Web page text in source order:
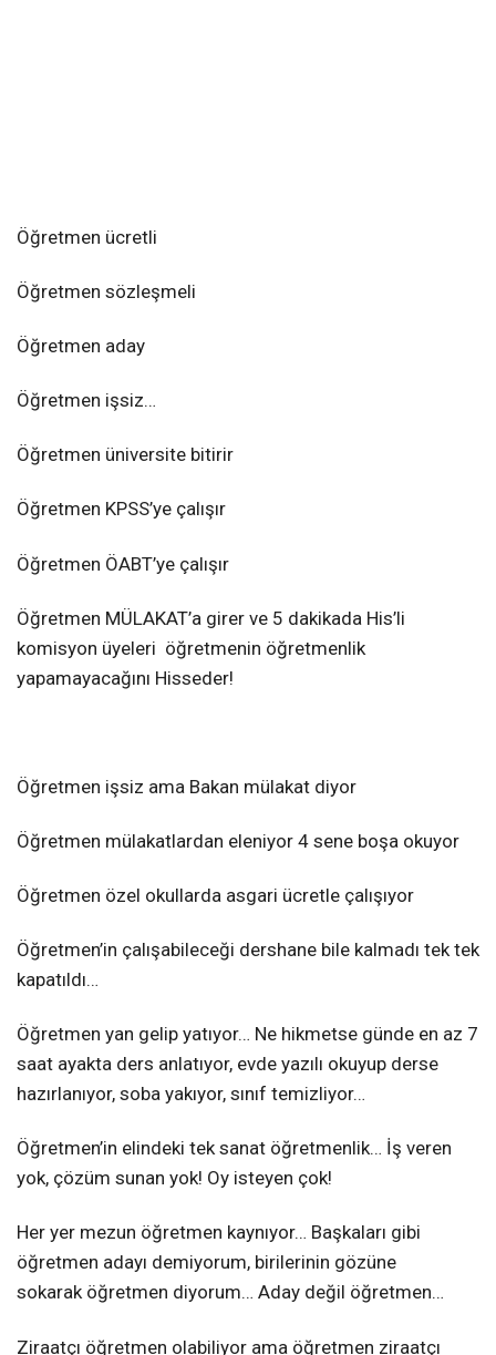
Öğretmen ücretli
Öğretmen sözleşmeli
Öğretmen aday
Öğretmen işsiz…
Öğretmen üniversite bitirir
Öğretmen KPSS’ye çalışır
Öğretmen ÖABT’ye çalışır
Öğretmen MÜLAKAT’a girer ve 5 dakikada His’li
komisyon üyeleri öğretmenin öğretmenlik
yapamayacağını Hisseder!
Öğretmen işsiz ama Bakan mülakat diyor
Öğretmen mülakatlardan eleniyor 4 sene boşa okuyor
Öğretmen özel okullarda asgari ücretle çalışıyor
Öğretmen’in çalışabileceği dershane bile kalmadı tek tek
kapatıldı…
Öğretmen yan gelip yatıyor… Ne hikmetse günde en az 7
saat ayakta ders anlatıyor, evde yazılı okuyup derse
hazırlanıyor, soba yakıyor, sınıf temizliyor…
Öğretmen’in elindeki tek sanat öğretmenlik… İş veren
yok, çözüm sunan yok! Oy isteyen çok!
Her yer mezun öğretmen kaynıyor… Başkaları gibi
öğretmen adayı demiyorum, birilerinin gözüne
sokarak öğretmen diyorum… Aday değil öğretmen…
Ziraatçı öğretmen olabiliyor ama öğretmen ziraatçı